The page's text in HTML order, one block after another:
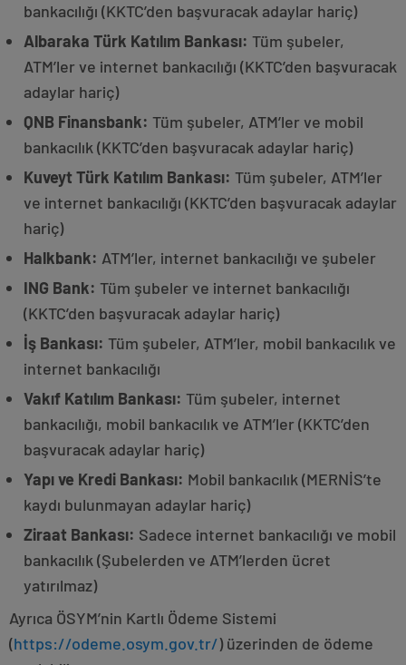
bankacılığı (KKTC’den başvuracak adaylar hariç)
Albaraka Türk Katılım Bankası: Tüm şubeler,
ATM’ler ve internet bankacılığı (KKTC’den başvuracak
adaylar hariç)
QNB Finansbank: Tüm şubeler, ATM’ler ve mobil
bankacılık (KKTC’den başvuracak adaylar hariç)
Kuveyt Türk Katılım Bankası: Tüm şubeler, ATM’ler
ve internet bankacılığı (KKTC’den başvuracak adaylar
hariç)
Halkbank: ATM’ler, internet bankacılığı ve şubeler
ING Bank: Tüm şubeler ve internet bankacılığı
(KKTC’den başvuracak adaylar hariç)
İş Bankası: Tüm şubeler, ATM’ler, mobil bankacılık ve
internet bankacılığı
Vakıf Katılım Bankası: Tüm şubeler, internet
bankacılığı, mobil bankacılık ve ATM’ler (KKTC’den
başvuracak adaylar hariç)
Yapı ve Kredi Bankası: Mobil bankacılık (MERNİS’te
kaydı bulunmayan adaylar hariç)
Ziraat Bankası: Sadece internet bankacılığı ve mobil
bankacılık (Şubelerden ve ATM’lerden ücret
yatırılmaz)
Ayrıca ÖSYM’nin Kartlı Ödeme Sistemi
(https://odeme.osym.gov.tr/) üzerinden de ödeme